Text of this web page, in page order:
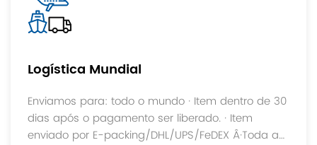
Logística Mundial
Enviamos para: todo o mundo · Item dentro de 30
dias após o pagamento ser liberado. · Item
enviado por E-packing/DHL/UPS/FeDEX Â·Toda a